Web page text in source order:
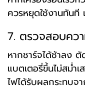
ควรหยุดใช้งานทันที
7. ตรวจสอบควา
หากชาร์จได้ช้าลง
แบตเตอรี่ขึ้นไม่สม่ำ
ไฟได้รับผลกระทบจ